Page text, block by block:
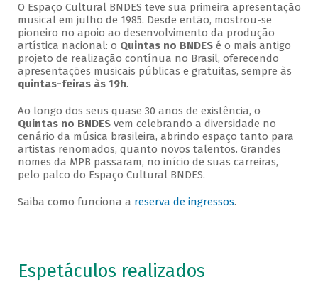
O Espaço Cultural BNDES teve sua primeira apresentação
musical em julho de 1985. Desde então, mostrou-se
pioneiro no apoio ao desenvolvimento da produção
artística nacional: o Quintas no BNDESé o mais antigo
projeto de realização contínua no Brasil, oferecendo
apresentações musicais públicas e gratuitas, sempre às
quintas-feiras às 19h.
Ao longo dos seus quase 30 anos de existência, o
Quintas no BNDESvem celebrando a diversidade no
cenário da música brasileira, abrindo espaço tanto para
artistas renomados, quanto novos talentos. Grandes
nomes da MPB passaram, no início de suas carreiras,
pelo palco do Espaço Cultural BNDES.
Saiba como funciona a reserva de ingressos.
Espetáculos realizados